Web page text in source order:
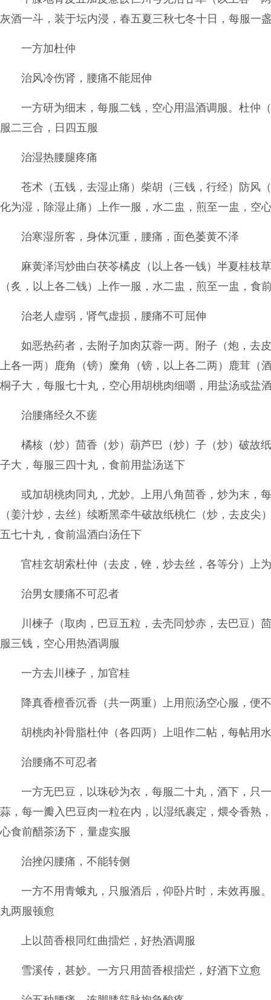
灰酒一斗，装于坛内浸，春五夏三秋七冬十日，每服一
一方加杜仲
治风冷伤肾，腰痛不能屈伸
一方研为细末，每服二钱，空心用温酒调服。杜仲
服二三合，日四五服
治湿热腰腿疼痛
苍术（五钱，去湿止痛）柴胡（三钱，行经）防风
化为湿，除湿止痛）上作一服，水二盅，煎至一盅，空
治寒湿所客，身体沉重，腰痛，面色萎黄不泽
麻黄泽泻炒曲白茯苓橘皮（以上各一钱）半夏桂枝
（炙，以上各二钱）上作一服，水二盅，煎至一盅，食
治老人虚弱，肾气虚损，腰痛不可屈伸
如恶热药者，去附子加肉苁蓉一两。附子（炮，去
上各一两）鹿角（镑）糜角（镑，以上各二两）鹿茸（
桐子大，每服七十丸，空心用胡桃肉细嚼，用盐汤或盐
治腰痛经久不瘥
橘核（炒）茴香（炒）葫芦巴（炒）子（炒）破故
子大，每服三四十丸，食前用盐汤送下
或加胡桃肉同丸，尤妙。上用八角茴香，炒为末，
（姜汁炒，去丝）续断黑牵牛破故纸桃仁（炒，去皮
五七十丸，食前温酒白汤任下
官桂玄胡索杜仲（去皮，锉，炒去丝，各等分）上
治男女腰痛不可忍者
川楝子（取肉，巴豆五粒，去壳同炒赤，去巴豆）
服三钱，空心用热酒调服
一方去川楝子，加官桂
降真香檀香沉香（共一两重）上用煎汤空心服，便
胡桃肉补骨脂杜仲（各四两）上咀作二帖，每帖用
治腰痛不可忍者
一方无巴豆，以珠砂为衣，每服二十丸，酒下，只
蒜，每一瓣入巴豆肉一粒在内，以湿纸裹定，煨令香熟
心食前醋茶汤下，量虚实服
治挫闪腰痛，不能转侧
一方不用青蛾丸，只服酒后，仰卧片时，未效再服
丸两服顿愈
上以茴香根同红曲擂烂，好热酒调服
雪溪传，甚妙。一方只用茴香根擂烂，好酒下立愈